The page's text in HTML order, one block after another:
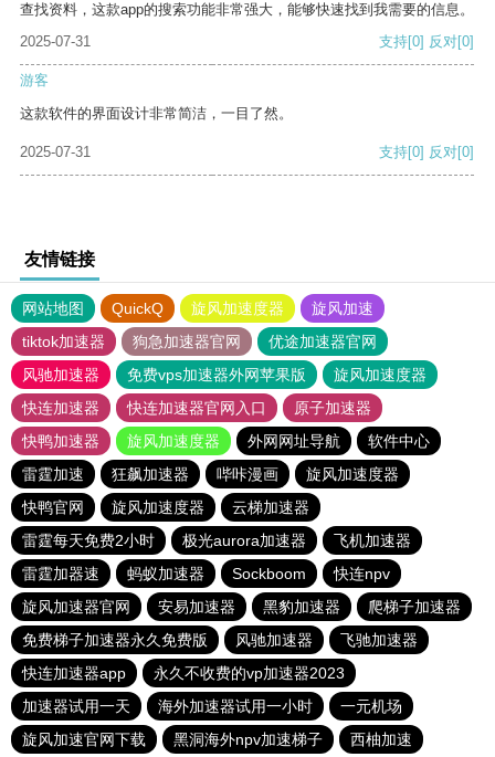
查找资料，这款app的搜索功能非常强大，能够快速找到我需要的信息。
2025-07-31
支持[0] 反对[0]
游客
这款软件的界面设计非常简洁，一目了然。
2025-07-31 支持[0] 反对[0]
友情链接
网站地图 QuickQ 旋风加速度器
旋风加速
tiktok加速器
狗急加速器官网
优途加速器官网
风驰加速器
免费vps加速器外网苹果版
旋风加速度器
快连加速器
快连加速器官网入口
原子加速器
快鸭加速器
旋风加速度器 外网网址导航
软件中心
雷霆加速
狂飙加速器 哔咔漫画
旋风加速度器
快鸭官网
旋风加速度器
云梯加速器
雷霆每天免费2小时
极光aurora加速器
飞机加速器
雷霆加器速
蚂蚁加速器 Sockboom
快连npv
旋风加速器官网
安易加速器 黑豹加速器
爬梯子加速器
免费梯子加速器永久免费版
风驰加速器
飞驰加速器
快连加速器app
永久不收费的vp加速器2023
加速器试用一天
海外加速器试用一小时
一元机场
旋风加速官网下载
黑洞海外npv加速梯子 西柚加速